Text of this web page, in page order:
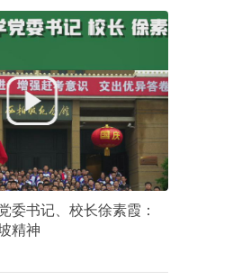
委书记、校长徐素霞：
精神